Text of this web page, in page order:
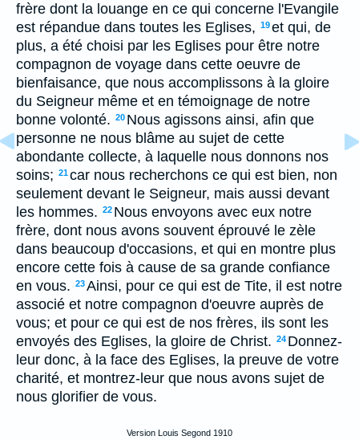
frère dont la louange en ce qui concerne l'Evangile
est répandue dans toutes les Eglises, 19et qui, de
plus, a été choisi par les Eglises pour être notre
compagnon de voyage dans cette oeuvre de
bienfaisance, que nous accomplissons à la gloire
du Seigneur même et en témoignage de notre
bonne volonté. 20 Nous agissons ainsi, afin que
personne ne nous blâme au sujet de cette
abondante collecte, à laquelle nous donnons nos
soins; 21car nous recherchons ce qui est bien, non
seulement devant le Seigneur, mais aussi devant
les hommes. 22 Nous envoyons avec eux notre
frère, dont nous avons souvent éprouvé le zèle
dans beaucoup d'occasions, et qui en montre plus
encore cette fois à cause de sa grande confiance
en vous. 23Ainsi, pour ce qui est de Tite, il est notre
associé et notre compagnon d'oeuvre auprès de
vous; et pour ce qui est de nos frères, ils sont les
envoyés des Eglises, la gloire de Christ. 24 Donnez-
leur donc, à la face des Eglises, la preuve de votre
charité, et montrez-leur que nous avons sujet de
nous glorifier de vous.
Version Louis Segond 1910